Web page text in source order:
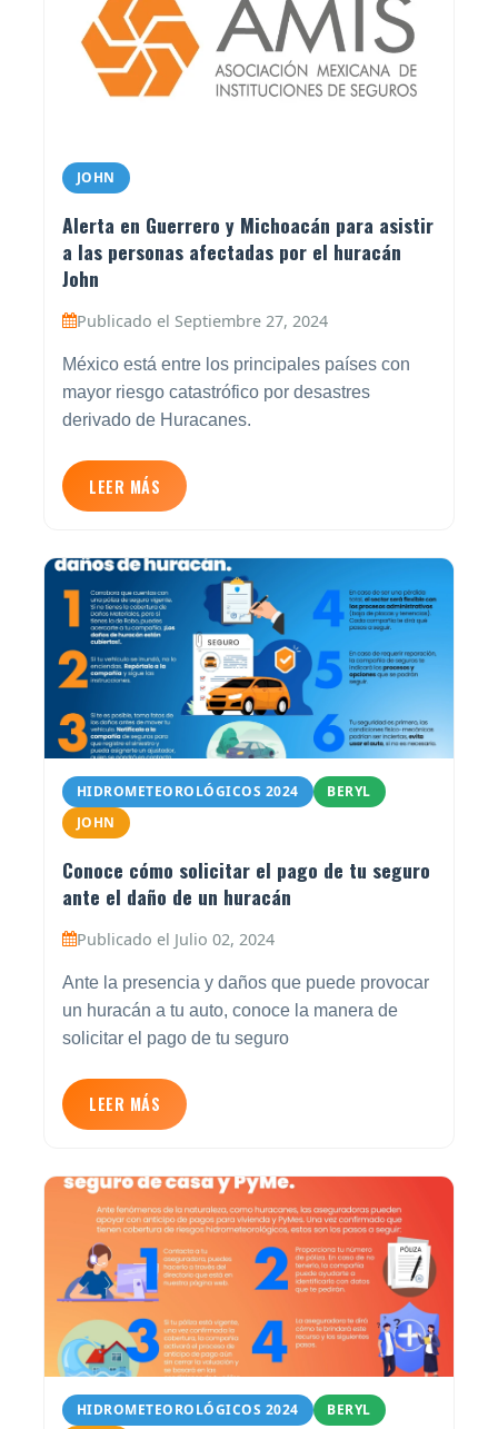
JOHN
Alerta en Guerrero y Michoacán para asistir
a las personas afectadas por el huracán
John
Publicado el Septiembre 27, 2024
México está entre los principales países con
mayor riesgo catastrófico por desastres
derivado de Huracanes.
LEER MÁS
HIDROMETEOROLÓGICOS 2024
BERYL
JOHN
Conoce cómo solicitar el pago de tu seguro
ante el daño de un huracán
Publicado el Julio 02, 2024
Ante la presencia y daños que puede provocar
un huracán a tu auto, conoce la manera de
solicitar el pago de tu seguro
LEER MÁS
HIDROMETEOROLÓGICOS 2024
BERYL